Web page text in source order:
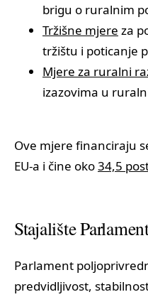
brigu o ruralnim
Tržišne mjere za
tržištu i poticanje
Mjere za ruralni
izazovima u
Ove mjere financiraju
EU-a i čine oko34,5
Stajalište
Parlament
predvidljivost,